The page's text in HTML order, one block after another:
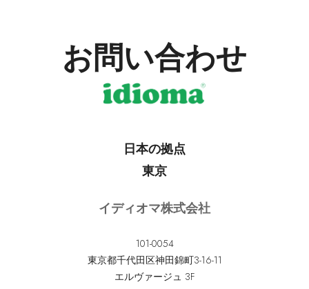
お問い合わせ
日本の拠点
東京
イディオマ株式会社
101-0054
東京都千代田区神田錦町3-16-11
エルヴァージュ 3F